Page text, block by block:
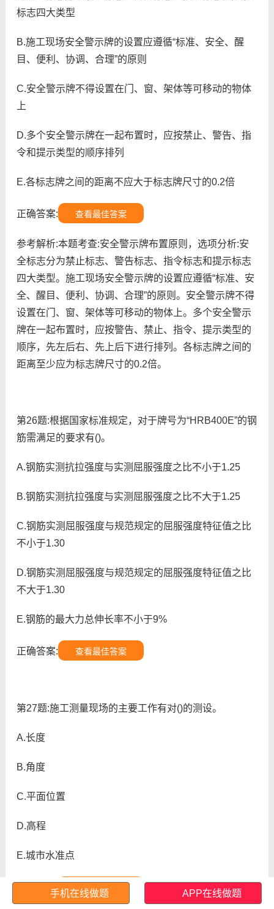
标志四大类型
B.施工现场安全警示牌的设置应遵循“标准、安全、醒
目、便利、协调、合理”的原则
C.安全警示牌不得设置在门、窗、架体等可移动的物体
上
D.多个安全警示牌在一起布置时，应按禁止、警告、指
令和提示类型的顺序排列
E.各标志牌之间的距离不应大于标志牌尺寸的0.2倍
正确答案: 查看最佳答案
参考解析:本题考查:安全警示牌布置原则，选项分析:安
全标志分为禁止标志、警告标志、指令标志和提示标志
四大类型。施工现场安全警示牌的设置应遵循“标准、安
全、醒目、便利、协调、合理”的原则。安全警示牌不得
设置在门、窗、架体等可移动的物体上。多个安全警示
牌在一起布置时，应按警告、禁止、指令、提示类型的
顺序，先左后右、先上后下进行排列。各标志牌之间的
距离至少应为标志牌尺寸的0.2倍。
第26题:根据国家标准规定，对于牌号为“HRB400E”的钢
筋需满足的要求有()。
A.钢筋实测抗拉强度与实测屈服强度之比不小于1.25
B.钢筋实测抗拉强度与实测屈服强度之比不大于1.25
C.钢筋实测屈服强度与规范规定的屈服强度特征值之比
不小于1.30
D.钢筋实测屈服强度与规范规定的屈服强度特征值之比
不大于1.30
E.钢筋的最大力总伸长率不小于9%
正确答案: 查看最佳答案
第27题:施工测量现场的主要工作有对()的测设。
A.长度
B.角度
C.平面位置
D.高程
E.城市水准点
正确答案: 查看最佳答案
手机在线做题 APP在线做题